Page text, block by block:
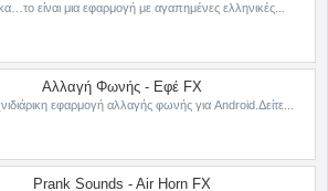
είναι μια εφαρμογή με αγαπημένες ελληνικές...
Αλλαγή Φωνής - Εφέ FX
εφαρμογή αλλαγής φωνής για Android.Δείτε...
Prank Sounds - Air Horn FX